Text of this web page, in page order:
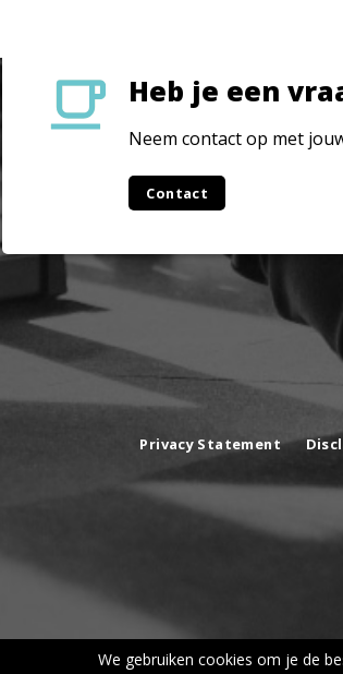
Heb je een
Neem contact op met
Contact
Privacy Statement
We gebruiken cookies om je de